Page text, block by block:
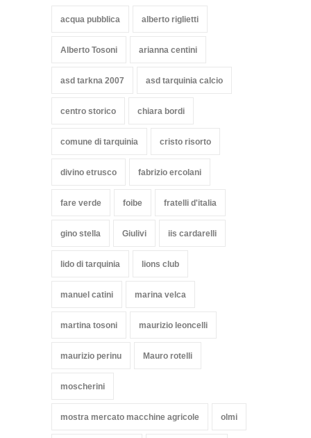
acqua pubblica alberto riglietti
Alberto Tosoni arianna centini
asd tarkna 2007 asd tarquinia calcio
centro storico chiara bordi
comune di tarquinia cristo risorto
divino etrusco fabrizio ercolani
fare verde foibe fratelli d'italia
gino stella Giulivi iis cardarelli
lido di tarquinia lions club
manuel catini marina velca
martina tosoni maurizio leoncelli
maurizio perinu Mauro rotelli
moscherini
mostra mercato macchine agricole olmi